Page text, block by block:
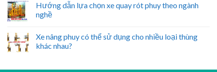
Hướng dẫn lựa chọn xe quay rót phuy theo ngành
nghề
Xe nâng phuy có thể sử dụng cho nhiều loại thùng
khác nhau?